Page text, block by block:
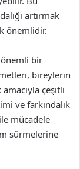
artırmak
önemlidir.
önemli bir
bireylerin
çeşitli
ve farkındalık
mücadele
sürmelerine